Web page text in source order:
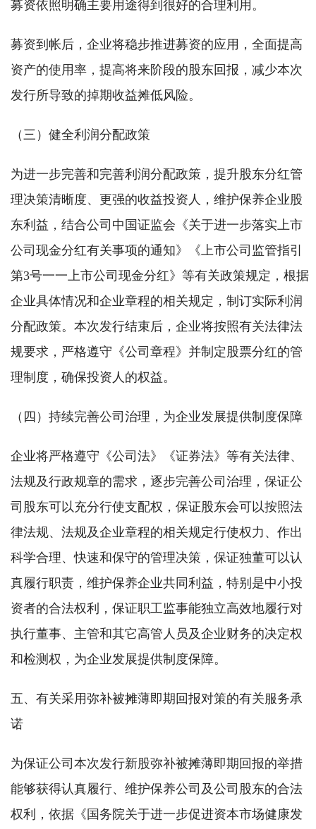
募资依照明确主要用途得到很好的合理利用。
募资到帐后，企业将稳步推进募资的应用，全面提高
资产的使用率，提高将来阶段的股东回报，减少本次
发行所导致的掉期收益摊低风险。
（三）健全利润分配政策
为进一步完善和完善利润分配政策，提升股东分红管
理决策清晰度、更强的收益投资人，维护保养企业股
东利益，结合公司中国证监会《关于进一步落实上市
公司现金分红有关事项的通知》《上市公司监管指引
第3号一一上市公司现金分红》等有关政策规定，根据
企业具体情况和企业章程的相关规定，制订实际利润
分配政策。本次发行结束后，企业将按照有关法律法
规要求，严格遵守《公司章程》并制定股票分红的管
理制度，确保投资人的权益。
（四）持续完善公司治理，为企业发展提供制度保障
企业将严格遵守《公司法》《证券法》等有关法律、
法规及行政规章的需求，逐步完善公司治理，保证公
司股东可以充分行使支配权，保证股东会可以按照法
律法规、法规及企业章程的相关规定行使权力、作出
科学合理、快速和保守的管理决策，保证独董可以认
真履行职责，维护保养企业共同利益，特别是中小投
资者的合法权利，保证职工监事能独立高效地履行对
执行董事、主管和其它高管人员及企业财务的决定权
和检测权，为企业发展提供制度保障。
五、有关采用弥补被摊薄即期回报对策的有关服务承
诺
为保证公司本次发行新股弥补被摊薄即期回报的举措
能够获得认真履行、维护保养公司及公司股东的合法
权利，依据《国务院关于进一步促进资本市场健康发